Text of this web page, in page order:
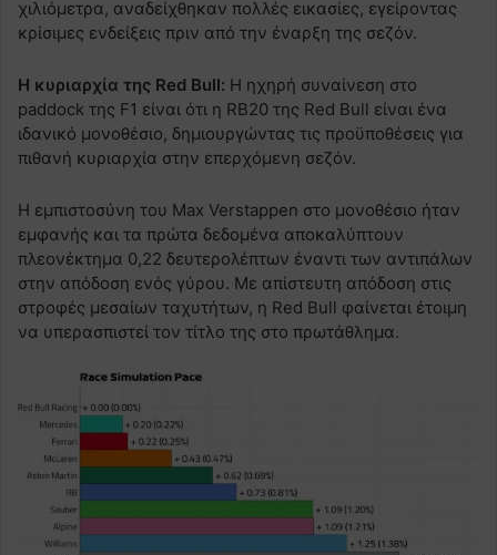
χιλιόμετρα, αναδείχθηκαν πολλές εικασίες, εγείροντας
κρίσιμες ενδείξεις πριν από την έναρξη της σεζόν.
Η κυριαρχία της Red Bull: Η ηχηρή συναίνεση στο
paddock της F1 είναι ότι η RB20 της Red Bull είναι ένα
ιδανικό μονοθέσιο, δημιουργώντας τις προϋποθέσεις για
πιθανή κυριαρχία στην επερχόμενη σεζόν.
Η εμπιστοσύνη του Max Verstappen στο μονοθέσιο ήταν
εμφανής και τα πρώτα δεδομένα αποκαλύπτουν
πλεονέκτημα 0,22 δευτερολέπτων έναντι των αντιπάλων
στην απόδοση ενός γύρου. Με απίστευτη απόδοση στις
στροφές μεσαίων ταχυτήτων, η Red Bull φαίνεται έτοιμη
να υπερασπιστεί τον τίτλο της στο πρωτάθλημα.